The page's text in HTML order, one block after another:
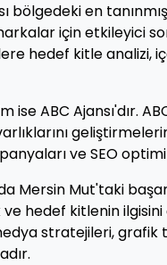
bölgedeki en
için etkileyici
hedef kitle
ise ABC Ajansı'dır.
ve SEO
Mersin Mut'taki
hedef kitlenin
stratejileri,